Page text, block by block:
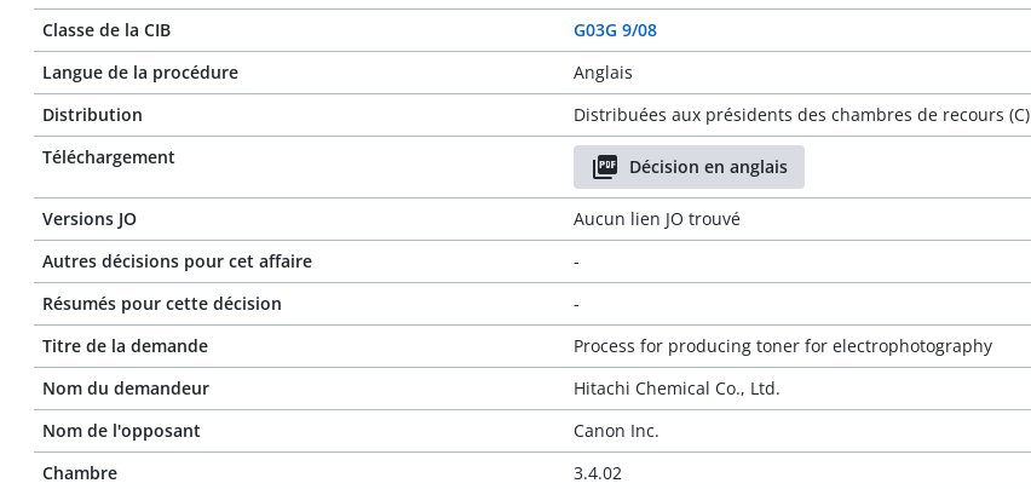
Classe de la CIB
G03G 9/08
Langue de la procédure
Anglais
Distribution
Distribuées aux présidents des chambres de recours (C)
Téléchargement
Décision en anglais
Versions JO
Aucun lien JO trouvé
Autres décisions pour cet affaire
-
Résumés pour cette décision
-
Titre de la demande
Process for producing toner for electrophotography
Nom du demandeur
Hitachi Chemical Co., Ltd.
Nom de l'opposant
Canon Inc.
Chambre
3.4.02